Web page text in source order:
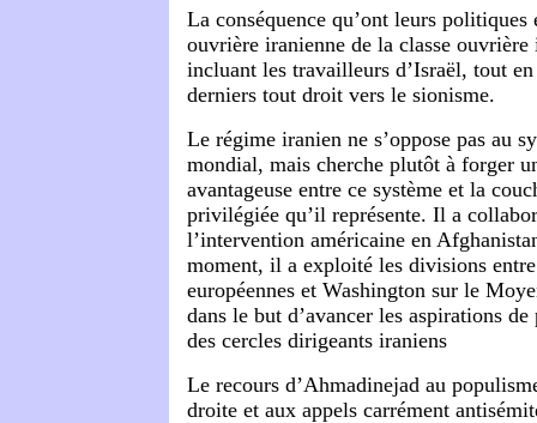
La conséquence qu’ont leurs politiques
ouvrière iranienne de la classe
incluant les travailleurs d’Israël, tout
derniers tout droit vers le sionisme.
Le régime iranien ne s’oppose pas au
mondial, mais cherche plutôt à forger
avantageuse entre ce système et la
privilégiée qu’il représente. Il a
l’intervention américaine en
moment, il a exploité les divisions entre
européennes et Washington sur le
dans le but d’avancer les aspirations
des cercles dirigeants iraniens
Le recours d’Ahmadinejad au
droite et aux appels carrément